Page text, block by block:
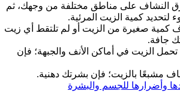
النشاف على مناطق مختلفة من وجهك، ثم
لتحديد كمية الزيت المرئية.
كمية صغيرة من الزيت أو لم تلتقط أي زيت
جافة.
تحمل الزيت في أماكن الأنف والجبهة؛ فإن
مشبعًا بالزيت؛ فإن بشرتك دهنية.
وأضرارها للجسم والبشرة